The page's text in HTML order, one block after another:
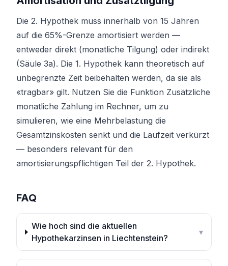
Die 2. Hypothek muss innerhalb von 15 Jahren
auf die 65%-Grenze amortisiert werden —
entweder direkt (monatliche Tilgung) oder indirekt
(Säule 3a). Die 1. Hypothek kann theoretisch auf
unbegrenzte Zeit beibehalten werden, da sie als
«tragbar» gilt. Nutzen Sie die Funktion Zusätzliche
monatliche Zahlung im Rechner, um zu
simulieren, wie eine Mehrbelastung die
Gesamtzinskosten senkt und die Laufzeit verkürzt
— besonders relevant für den
amortisierungspflichtigen Teil der 2. Hypothek.
FAQ
Wie hoch sind die aktuellen
Hypothekarzinsen in Liechtenstein?
▾